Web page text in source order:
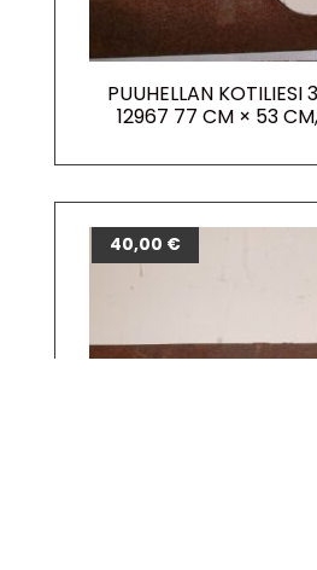
PUUHELLAN KOTILIESI
12967 77 CM × 53
40,00 €